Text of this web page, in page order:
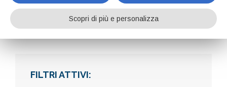
Aziende
FILTRI ATTIVI:
Scopri di più e personalizza